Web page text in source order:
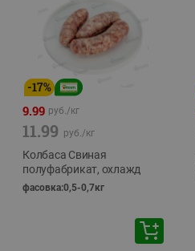
-17%
9.99 руб./кг
11.99 руб./кг
Колбаса Свиная
полуфабрикат, охлажд
фасовка:0,5-0,7кг